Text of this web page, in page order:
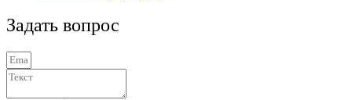
Задать вопрос